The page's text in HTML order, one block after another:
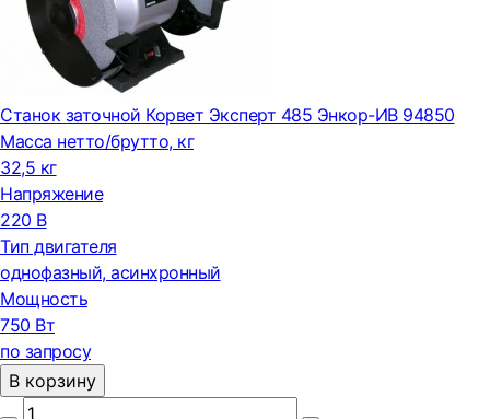
Станок заточной Корвет Эксперт 485 Энкор-ИВ 94850
Масса нетто/брутто, кг
32,5 кг
Напряжение
220 В
Тип двигателя
однофазный, асинхронный
Мощность
750 Вт
по запросу
В корзину